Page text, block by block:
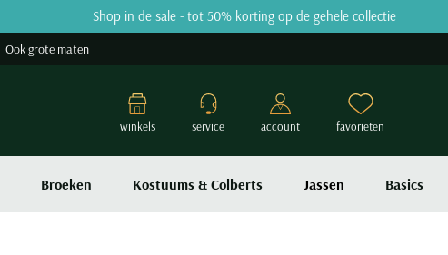
Shop in de sale - tot 50% korting op de gehele collectie
Ook grote maten
Broeken Kostuums & Colberts Jassen Basics
winkels service account favorieten